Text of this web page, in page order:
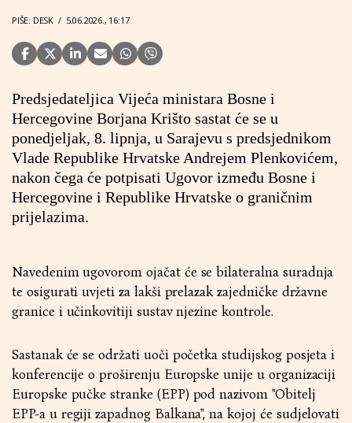
PIŠE: DESK / 5.06.2026., 16:17
Predsjedateljica Vijeća ministara Bosne i
Hercegovine Borjana Krišto sastat će se u
ponedjeljak, 8. lipnja, u Sarajevu s predsjednikom
Vlade Republike Hrvatske Andrejem Plenkovićem,
nakon čega će potpisati Ugovor između Bosne i
Hercegovine i Republike Hrvatske o graničnim
prijelazima.
Navedenim ugovorom ojačat će se bilateralna suradnja
te osigurati uvjeti za lakši prelazak zajedničke državne
granice i učinkovitiji sustav njezine kontrole.
Sastanak će se održati uoči početka studijskog posjeta i
konferencije o proširenju Europske unije u organizaciji
Europske pučke stranke (EPP) pod nazivom "Obitelj
EPP-a u regiji zapadnog Balkana", na kojoj će sudjelovati